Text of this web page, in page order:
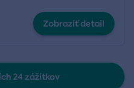
Zobraziť detail
24 zážitkov